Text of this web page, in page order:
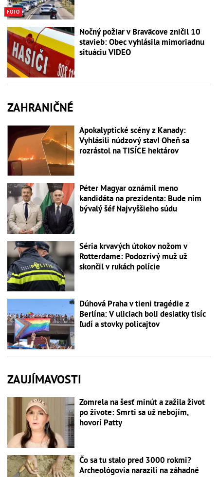
FOTO
Nočný požiar v Braväcove zničil 10
stavieb: Obec vyhlásila mimoriadnu
situáciu VIDEO
ZAHRANIČNÉ
Apokalyptické scény z Kanady:
Vyhlásili núdzový stav! Oheň sa
rozrástol na TISÍCE hektárov
Péter Magyar oznámil meno
kandidáta na prezidenta: Bude ním
bývalý šéf Najvyššieho súdu
Séria krvavých útokov nožom v
Rotterdame: Podozrivý muž už
skončil v rukách polície
Dúhová Praha v tieni tragédie z
Berlína: V uliciach boli desiatky tisíc
ľudí a stovky policajtov
ZAUJÍMAVOSTI
Zomrela na šesť minút a zažila život
po živote: Smrti sa už nebojím,
hovorí Patty
Čo sa tu stalo pred 3000 rokmi?
Archeológovia narazili na záhadné